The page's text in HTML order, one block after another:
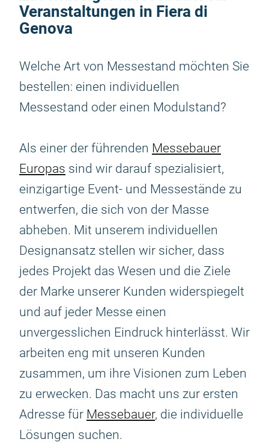
Veranstaltungen in Fiera di
Genova
Welche Art von Messestand möchten Sie
bestellen: einen individuellen
Messestand oder einen Modulstand?
Als einer der führenden Messebauer
Europas sind wir darauf spezialisiert,
einzigartige Event- und Messestände zu
entwerfen, die sich von der Masse
abheben. Mit unserem individuellen
Designansatz stellen wir sicher, dass
jedes Projekt das Wesen und die Ziele
der Marke unserer Kunden widerspiegelt
und auf jeder Messe einen
unvergesslichen Eindruck hinterlässt. Wir
arbeiten eng mit unseren Kunden
zusammen, um ihre Visionen zum Leben
zu erwecken. Das macht uns zur ersten
Adresse für Messebauer, die individuelle
Lösungen suchen.